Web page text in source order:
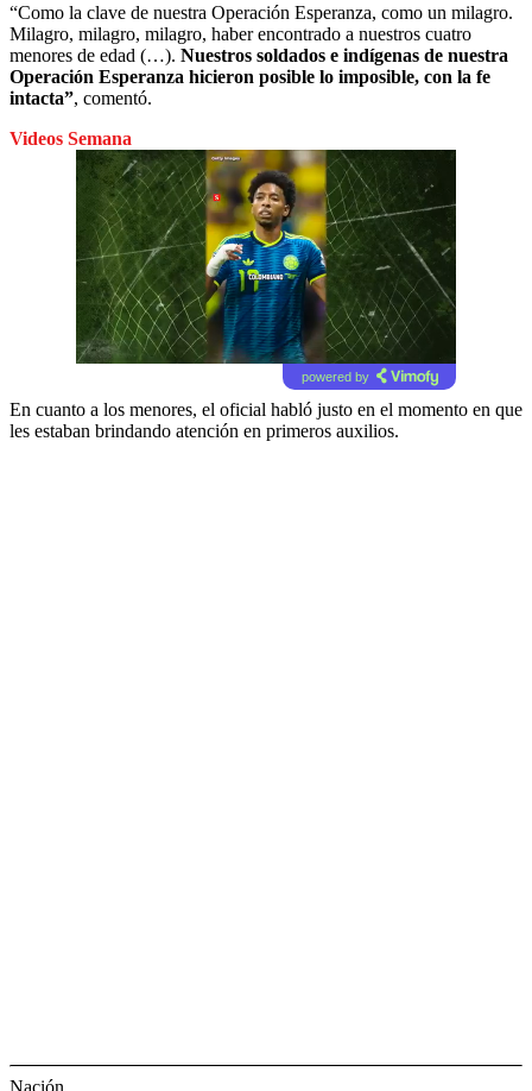
“Como la clave de nuestra Operación Esperanza, como un milagro.
Milagro, milagro, milagro, haber encontrado a nuestros cuatro
menores de edad (…). Nuestros soldados e indígenas de nuestra
Operación Esperanza hicieron posible lo imposible, con la fe
intacta”, comentó.
Videos Semana
powered by
En cuanto a los menores, el oficial habló justo en el momento en que
les estaban brindando atención en primeros auxilios.
Nación